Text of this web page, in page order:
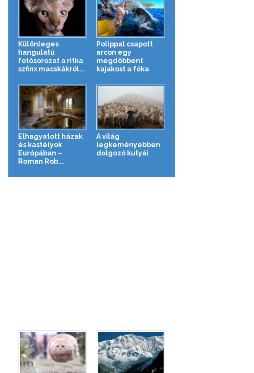
Különleges
hangulatú
fotósorozat a ritka
szfinx macskákról...
Polippal csapott
arcon egy
megdöbbent
kajakost a fóka
Elhagyatott házak
és kastélyok
Európában –
Roman Rob...
A világ
legkeményebben
dolgozó kutyái